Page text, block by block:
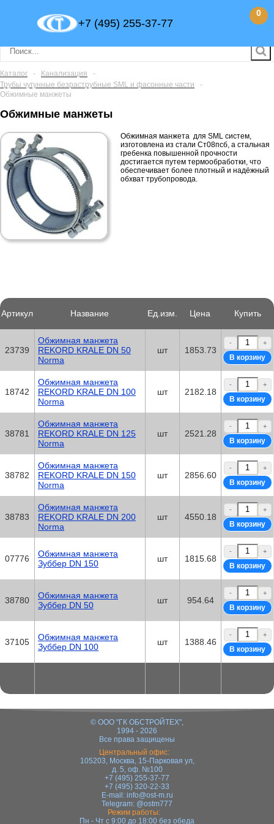
+7 (495) 255-37-77
0
Каталог - Канализация
-
Трубы чугунные безраcтрубные SML и фасонные части
-
Обжимные манжеты
Обжимные манжеты
Обжимная манжета для SML систем,
изготовлена из стали Ст08псб, а стальная
гребенка повышенной прочности
достигается путем термообработки, что
обеспечивает более плотный и надёжный
обхват трубопровода.
Артикул Название Ед.изм. Цена Купить
23739
Обжимная манжета
REKORD KRALE DN 50
Norma
шт 1853.73
- +
18742
Обжимная манжета
REKORD KRALE DN 100
Norma
шт 2182.18
- +
38781
Обжимная манжета
REKORD KRALE DN 125
Norma
шт 2521.28
- +
38782
Обжимная манжета
REKORD KRALE DN 150
Norma
шт 2856.60
- +
38783
Обжимная манжета
REKORD KRALE DN 200
Norma
шт 4550.18
- +
07776
Обжимная манжета
Зуббер DN 150
шт 1815.68
- +
38780
Обжимная манжета
Зуббер DN 50
шт 954.64
- +
37105
Обжимная манжета
Зуббер DN 100
шт 1388.46
- +
© ООО "ГК ОБСТРОЙТЕХ",
1994 - 2026
Все права защищены
Центральный офис:
105203, Москва, 15-Парковая ул,
д. 5, оф. №100
+7 (495) 255-37-77
+7 (495) 320-22-33
E-mail: info@ost-m.ru
Telegram: @ostm777
Режим работы:
Пн - Чт с 9:00 до 18:00 без обеда